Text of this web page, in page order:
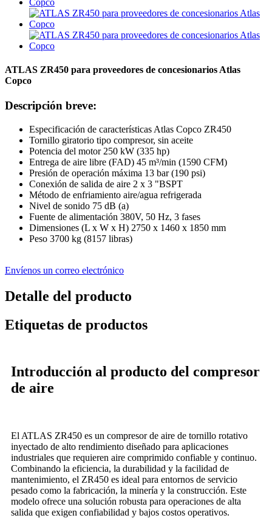
ATLAS ZR450 para proveedores de concesionarios Atlas
Copco
Descripción breve:
Especificación de características Atlas Copco ZR450
Tornillo giratorio tipo compresor, sin aceite
Potencia del motor 250 kW (335 hp)
Entrega de aire libre (FAD) 45 m³/min (1590 CFM)
Presión de operación máxima 13 bar (190 psi)
Conexión de salida de aire 2 x 3 "BSPT
Método de enfriamiento aire/agua refrigerada
Nivel de sonido 75 dB (a)
Fuente de alimentación 380V, 50 Hz, 3 fases
Dimensiones (L x W x H) 2750 x 1460 x 1850 mm
Peso 3700 kg (8157 libras)
Envíenos un correo electrónico
Detalle del producto
Etiquetas de productos
Introducción al producto del compresor
de aire
El ATLAS ZR450 es un compresor de aire de tornillo rotativo
inyectado de alto rendimiento diseñado para aplicaciones
industriales que requieren aire comprimido confiable y continuo.
Combinando la eficiencia, la durabilidad y la facilidad de
mantenimiento, el ZR450 es ideal para entornos de servicio
pesado como la fabricación, la minería y la construcción. Este
modelo ofrece una solución robusta para operaciones de alta
salida que exigen confiabilidad y bajos costos operativos.